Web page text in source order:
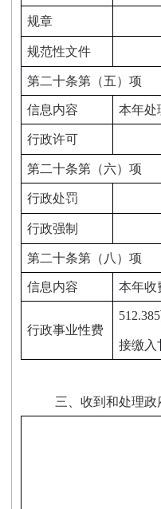
规章
规范性文件
第二十条第（五）项
信息内容 本年处
行政许可
第二十条第（六）项
行政处罚
行政强制
第二十条第（八）项
信息内容 本年收
行政事业性费
512.385
接缴入
三、收到和处理